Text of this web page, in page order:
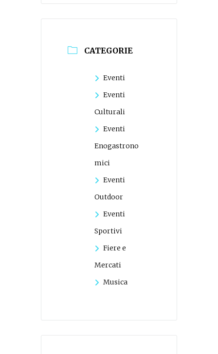
CATEGORIE
Eventi
Eventi
Culturali
Eventi
Enogastrono
mici
Eventi
Outdoor
Eventi
Sportivi
Fiere e
Mercati
Musica